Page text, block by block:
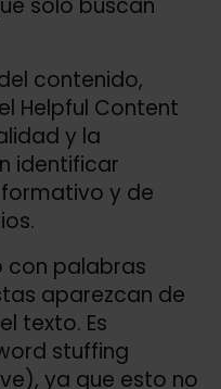
contenido,
Helpful Content
y la
identificar
y de
con palabras
aparezcan de
texto. Es
stuffing
ya que esto no